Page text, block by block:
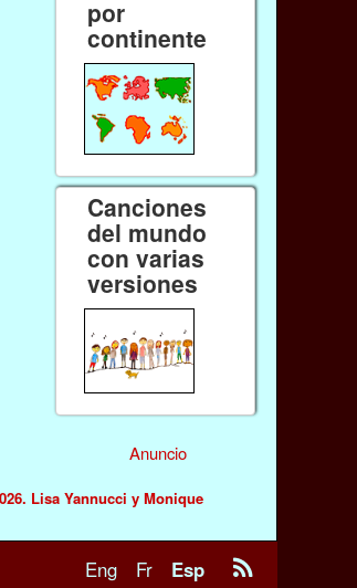
por
continente
Canciones
del mundo
con varias
versiones
Anuncio
Lisa Yannucci y Monique
Eng Fr Esp